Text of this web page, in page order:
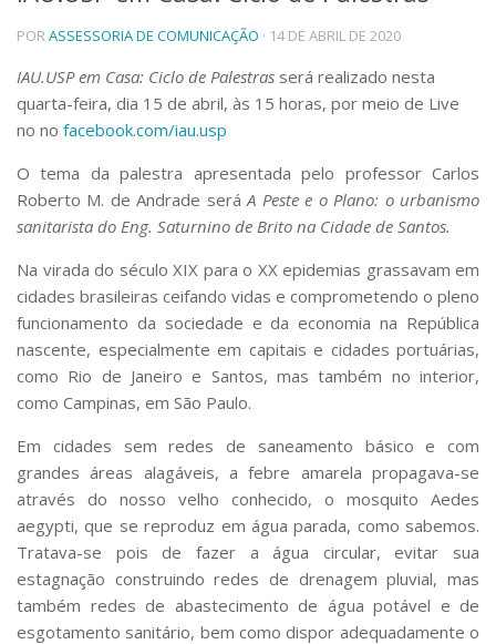
Pessoas
Ensino
Graduação
Pós-Graduação
Cursos de Extensão
Pesquisa e Inovação
Centros, Núcleos e Projetos em Rede
Pós-doutorado
Iniciação Científica
Transferência de Tecnologia
Empresas Juniores
Extensão à Comunidade
Artes, Cultura e Esportes
Museus e Espaços Interativos
Serviços
Bibliotecas
Apoio ao Estudante
Segurança, Trânsito e Prevenção
RH, Administrativo e Financeiro
Outros serviços
PORASSESSORIA DE COMUNICAÇÃO · 14 DE ABRIL DE 2020
IAU.USP em Casa: Ciclo de Palestras será realizado nesta
quarta-feira, dia 15 de abril, às 15 horas, por meio de Live
no no facebook.com/iau.usp
O tema da palestra apresentada pelo professor Carlos
Roberto M. de Andrade seráA Peste e o Plano: o urbanismo
sanitarista do Eng. Saturnino de Brito na Cidade de Santos.
Na virada do século XIX para o XX epidemias grassavam em
cidades brasileiras ceifando vidas e comprometendo o pleno
funcionamento da sociedade e da economia na República
nascente, especialmente em capitais e cidades portuárias,
como Rio de Janeiro e Santos, mas também no interior,
como Campinas, em São Paulo.
Em cidades sem redes de saneamento básico e com
grandes áreas alagáveis, a febre amarela propagava-se
através do nosso velho conhecido, o mosquito Aedes
aegypti, que se reproduz em água parada, como sabemos.
Tratava-se pois de fazer a água circular, evitar sua
estagnação construindo redes de drenagem pluvial, mas
também redes de abastecimento de água potável e de
esgotamento sanitário, bem como dispor adequadamente o